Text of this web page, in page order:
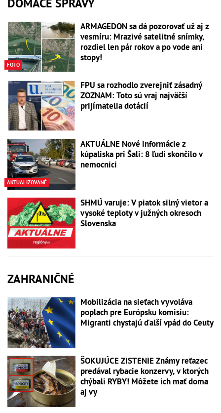
DOMÁCE SPRÁVY
FOTO
ARMAGEDON sa dá pozorovať už aj z
vesmíru: Mrazivé satelitné snímky,
rozdiel len pár rokov a po vode ani
stopy!
FPU sa rozhodlo zverejniť zásadný
ZOZNAM: Toto sú vraj najväčší
prijímatelia dotácií
AKTUALIZOVANÉ
AKTUÁLNE Nové informácie z
kúpaliska pri Šali: 8 ľudí skončilo v
nemocnici
SHMÚ varuje: V piatok silný vietor a
vysoké teploty v južných okresoch
Slovenska
ZAHRANIČNÉ
Mobilizácia na sieťach vyvoláva
poplach pre Európsku komisiu:
Migranti chystajú ďalší vpád do Ceuty
ŠOKUJÚCE ZISTENIE Známy reťazec
predával rybacie konzervy, v ktorých
chýbali RYBY! Môžete ich mať doma
aj vy